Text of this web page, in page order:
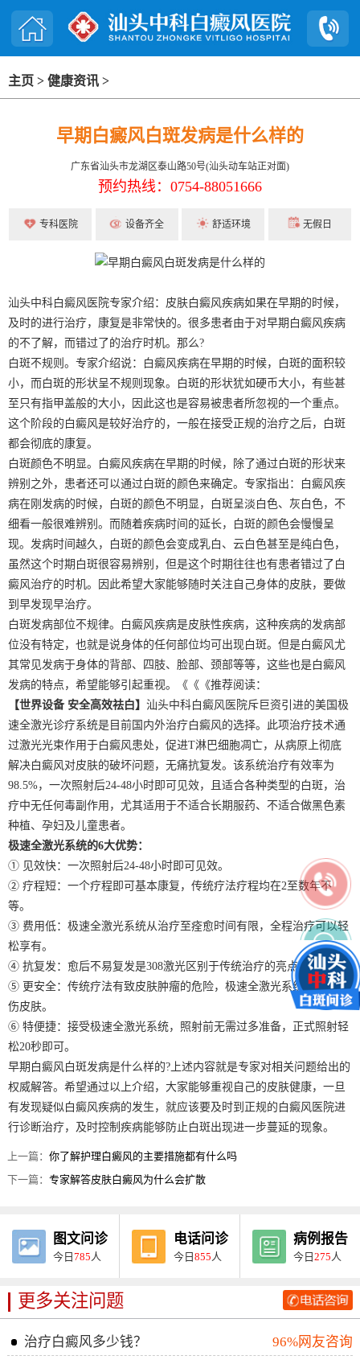
主页 > 健康资讯 >
早期白癜风白斑发病是什么样的
广东省汕头市龙湖区泰山路50号(汕头动车站正对面)
预约热线：0754-88051666
专科医院 设备齐全 舒适环境 无假日
汕头中科白癜风医院专家介绍：皮肤白癜风疾病如果在早期的时候，
及时的进行治疗，康复是非常快的。很多患者由于对早期白癜风疾病
的不了解，而错过了的治疗时机。那么?
白斑不规则。专家介绍说：白癜风疾病在早期的时候，白斑的面积较
小，而白斑的形状呈不规则现象。白斑的形状犹如硬币大小，有些甚
至只有指甲盖般的大小，因此这也是容易被患者所忽视的一个重点。
这个阶段的白癜风是较好治疗的，一般在接受正规的治疗之后，白斑
都会彻底的康复。
白斑颜色不明显。白癜风疾病在早期的时候，除了通过白斑的形状来
辨别之外，患者还可以通过白斑的颜色来确定。专家指出：白癜风疾
病在刚发病的时候，白斑的颜色不明显，白斑呈淡白色、灰白色，不
细看一般很难辨别。而随着疾病时间的延长，白斑的颜色会慢慢呈
现。发病时间越久，白斑的颜色会变成乳白、云白色甚至是纯白色，
虽然这个时期白斑很容易辨别，但是这个时期往往也有患者错过了白
癜风治疗的时机。因此希望大家能够随时关注自己身体的皮肤，要做
到早发现早治疗。
白斑发病部位不规律。白癜风疾病是皮肤性疾病，这种疾病的发病部
位没有特定，也就是说身体的任何部位均可出现白斑。但是白癜风尤
其常见发病于身体的背部、四肢、脸部、颈部等等，这些也是白癜风
发病的特点，希望能够引起重视。《《《推荐阅读：
【世界设备 安全高效祛白】 汕头中科白癜风医院斥巨资引进的美国极
速全激光诊疗系统是目前国内外治疗白癜风的选择。此项治疗技术通
过激光光束作用于白癜风患处，促进T淋巴细胞凋亡，从病原上彻底
解决白癜风对皮肤的破坏问题，无痛抗复发。该系统治疗有效率为
98.5%，一次照射后24-48小时即可见效，且适合各种类型的白斑，治
疗中无任何毒副作用，尤其适用于不适合长期服药、不适合做黑色素
种植、孕妇及儿童患者。
极速全激光系统的6大优势：
① 见效快：一次照射后24-48小时即可见效。
② 疗程短：一个疗程即可基本康复，传统疗法疗程均在2至数年不
等。
③ 费用低：极速全激光系统从治疗至痊愈时间有限，全程治疗可以轻
松享有。
④ 抗复发：愈后不易复发是308激光区别于传统治疗的亮点之一。
⑤ 更安全：传统疗法有致皮肤肿瘤的危险，极速全激光系统只治病不
伤皮肤。
⑥ 特便捷：接受极速全激光系统，照射前无需过多准备，正式照射轻
松20秒即可。
早期白癜风白斑发病是什么样的?上述内容就是专家对相关问题给出的
权威解答。希望通过以上介绍，大家能够重视自己的皮肤健康，一旦
有发现疑似白癜风疾病的发生，就应该要及时到正规的白癜风医院进
行诊断治疗，及时控制疾病能够防止白斑出现进一步蔓延的现象。
上一篇：你了解护理白癜风的主要措施都有什么吗
下一篇：专家解答皮肤白癜风为什么会扩散
图文问诊
今日785 人
电话问诊
今日855 人
病例报告
今日275 人
更多关注问题
治疗白癜风多少钱？
96%网友咨询